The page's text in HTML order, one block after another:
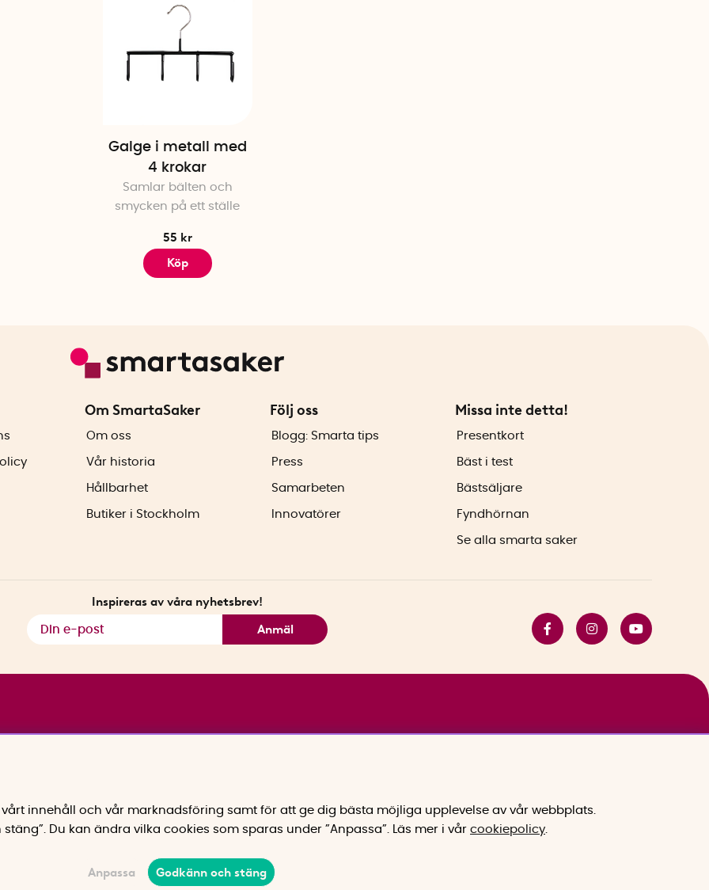
Galge i metall med
4 krokar
Samlar bälten och
smycken på ett ställe
55 kr
Köp
Om SmartaSaker
Om oss
Vår historia
Hållbarhet
Butiker i Stockholm
Följ oss
Blogg: Smarta tips
Press
Samarbeten
Innovatörer
Missa inte detta!
Presentkort
Bäst i test
Bästsäljare
Fyndhörnan
Se alla smarta saker
Inspireras av våra nyhetsbrev!
Anmäl
innehåll och vår marknadsföring samt för att ge dig bästa möjliga upplevelse av vår webbplats.
Du kan ändra vilka cookies som sparas under ”Anpassa”.
Läs mer i vår cookiepolicy
Anpassa Godkänn och stäng